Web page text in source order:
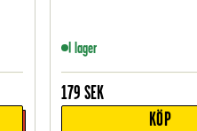
I lager
179 SEK
KÖP